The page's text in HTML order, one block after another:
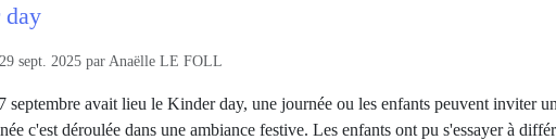
29 sept. 2025 par Anaëlle LE FOLL
septembre avait lieu le Kinder day, une journée ou les enfants peuvent inviter
c'est déroulée dans une ambiance festive. Les enfants ont pu s'essayer à